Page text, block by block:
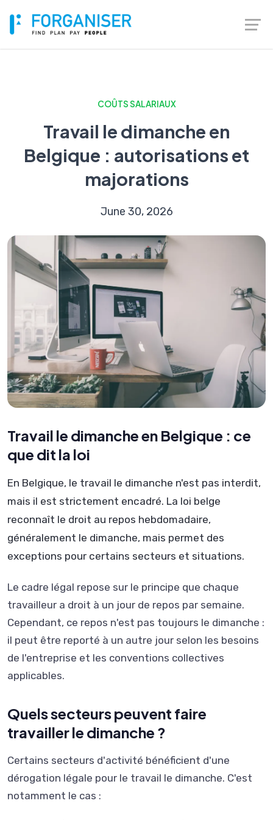
COÛTS SALARIAUX
Travail le dimanche en
Belgique : autorisations et
majorations
June 30, 2026
Travail le dimanche en Belgique : ce
que dit la loi
En Belgique, le travail le dimanche n'est pas interdit,
mais il est strictement encadré. La loi belge
reconnaît le droit au repos hebdomadaire,
généralement le dimanche, mais permet des
exceptions pour certains secteurs et situations.
Le cadre légal repose sur le principe que chaque
travailleur a droit à un jour de repos par semaine.
Cependant, ce repos n'est pas toujours le dimanche :
il peut être reporté à un autre jour selon les besoins
de l'entreprise et les conventions collectives
applicables.
Quels secteurs peuvent faire
travailler le dimanche ?
Certains secteurs d'activité bénéficient d'une
dérogation légale pour le travail le dimanche. C'est
notamment le cas :